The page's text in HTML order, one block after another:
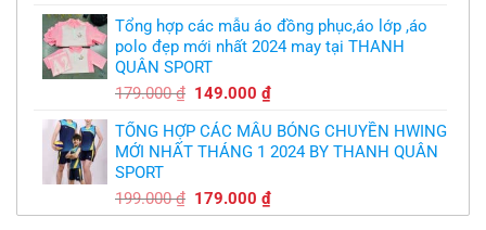
là:
179.000 ₫.
tại
là:
Tổng hợp các mẫu áo đồng phục,áo lớp ,áo
polo đẹp mới nhất 2024 may tại THANH
QUÂN SPORT
179.000₫ Giá
là:
179.000 ₫.
149.000₫Giá
tại
là:
TỔNG HỢP CÁC MẪU BÓNG CHUYỀN HWING
MỚI NHẤT THÁNG 1 2024 BY THANH QUÂN
SPORT
199.000₫ Giá
gốc
179.000₫Giá
hiện